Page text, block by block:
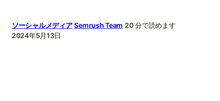
ソーシャルメディア Semrush Team 20 分で読めます
2024年5月13日